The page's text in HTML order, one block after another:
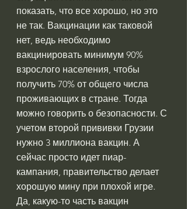
показать, что все хорошо, но это
не так. Вакцинации как таковой
нет, ведь необходимо
вакцинировать минимум 90%
взрослого населения, чтобы
получить 70% от общего числа
проживающих в стране. Тогда
можно говорить о безопасности. С
учетом второй прививки Грузии
нужно 3 миллиона вакцин. А
сейчас просто идет пиар-
кампания, правительство делает
хорошую мину при плохой игре.
Да, какую-то часть вакцин